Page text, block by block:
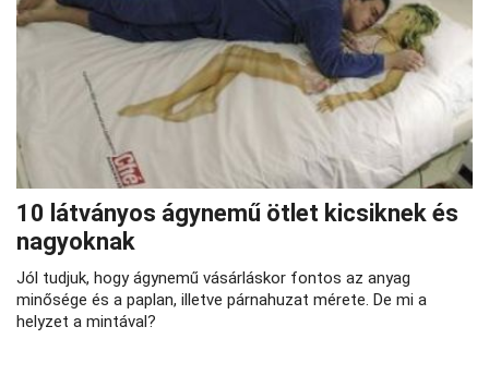
10 látványos ágynemű ötlet kicsiknek és
nagyoknak
Jól tudjuk, hogy ágynemű vásárláskor fontos az anyag
minősége és a paplan, illetve párnahuzat mérete. De mi a
helyzet a mintával?